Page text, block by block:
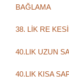
BAĞLAMA
38. LİK RE
40.LIK UZUN
40.LIK KISA